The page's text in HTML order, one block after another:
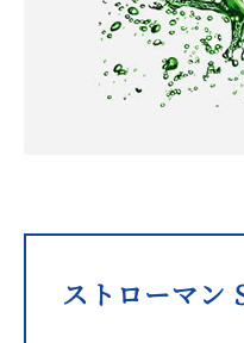
ストローマン